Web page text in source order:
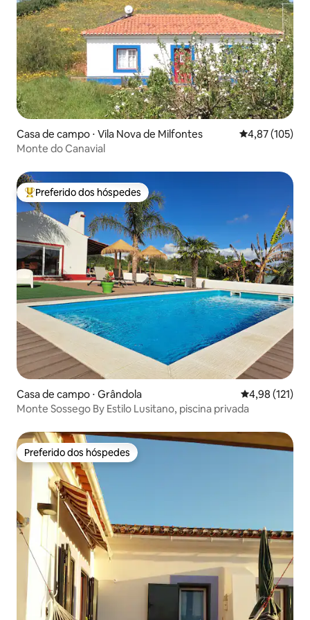
Casa de campo ⋅ Vila Nova de Milfontes 4,87 de uma
4,87 (105)
Monte do Canavial
Entre os melhores preferidos dos hóspedes
Preferido dos hóspedes
Casa de campo ⋅ Grândola 4,98 de uma
4,98 (121)
Monte Sossego By Estilo Lusitano, piscina privada
Preferido dos hóspedes
Preferido dos hóspedes